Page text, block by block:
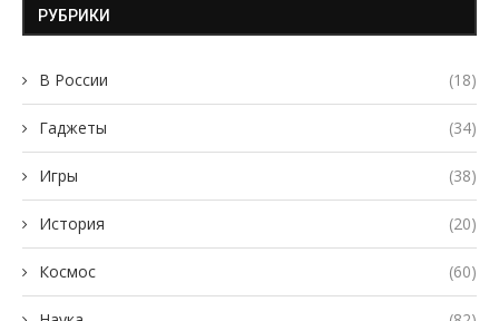
РУБРИКИ
В России (18)
Гаджеты (34)
Игры (38)
История (20)
Космос (60)